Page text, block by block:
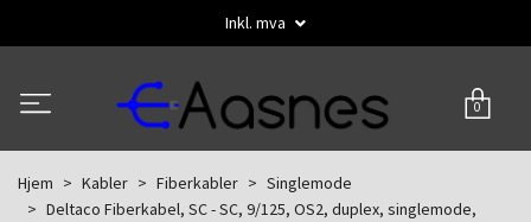
Inkl. mva
0
Hjem Kabler Fiberkabler
Singlemode
Deltaco Fiberkabel, SC - SC, 9/125, OS2, duplex, singlemode,